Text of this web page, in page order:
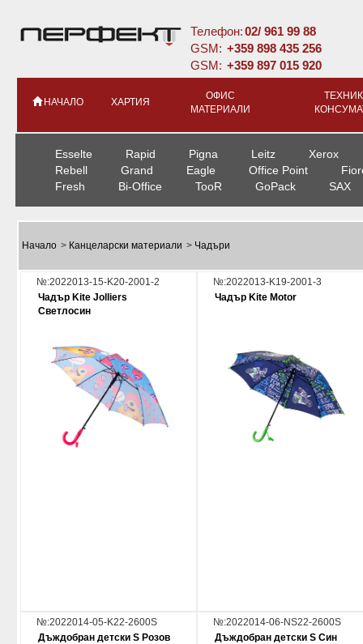
Телефон:02/ 961 99 88
GSM: +359 898 435 256
GSM: +359 897 015 920
НАЧАЛО ХАРТИЯ
ОФИС
МАТЕРИАЛИ
Esselte Rapid Pigna Leitz
Xerox
Rebell
Grand Eagle Office Point
Fresh
Bi-Office TooR GoPack SAX
Начало > Канцеларски материали > Чадъри
№:2022013-15-K20-2001-2
Чадър Kite Jolliers
Светлосин
№:2022013-K19-2001-3
Чадър Kite Motor
№:2022014-05-K22-2600S
Дъждобран детски S Розов
№:2022014-06-NS22-2600S
Дъждобран детски S Син